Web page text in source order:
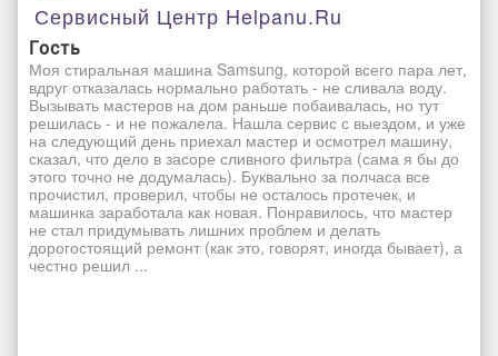
Сервисный Центр Helpanu.ru
Гость
Моя стиральная машина Samsung, которой всего пара лет,
вдруг отказалась нормально работать - не сливала воду.
Вызывать мастеров на дом раньше побаивалась, но тут
решилась - и не пожалела. Нашла сервис с выездом, и уже
на следующий день приехал мастер и осмотрел машину,
сказал, что дело в засоре сливного фильтра (сама я бы до
этого точно не додумалась). Буквально за полчаса все
прочистил, проверил, чтобы не осталось протечек, и
машинка заработала как новая. Понравилось, что мастер
не стал придумывать лишних проблем и делать
дорогостоящий ремонт (как это, говорят, иногда бывает), а
честно решил ...